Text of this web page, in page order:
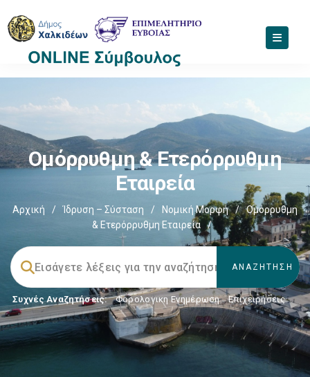
Ομόρρυθμη & Ετερόρρυθμη
Εταιρεία
Αρχική / Ίδρυση – Σύσταση / Νομική Μορφή /
Ομόρρυθμη
& Ετερόρρυθμη Εταιρεία
/
Συχνές Αναζητήσεις: Φορολογικη Ενημέρωση, Επιχειρήσεις